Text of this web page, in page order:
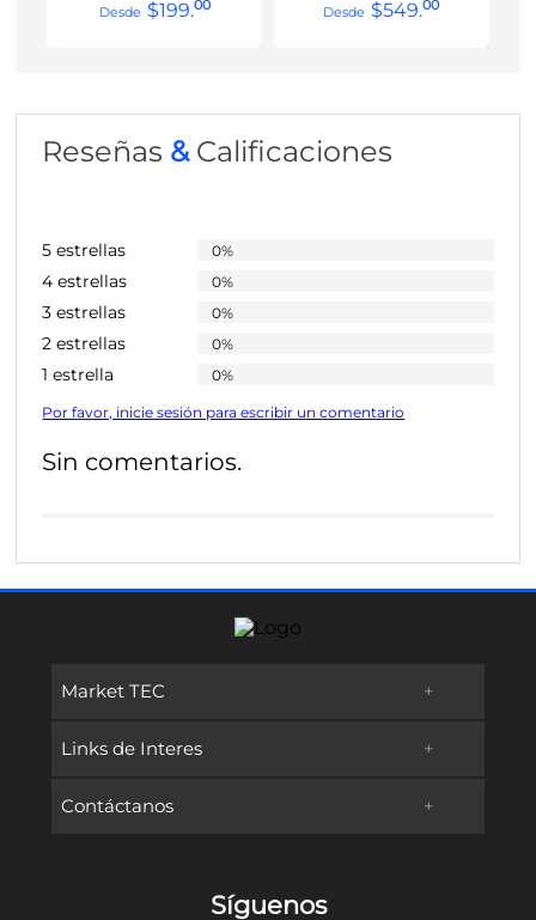
$199.00 $549.00
Reseñas &Calificaciones
5 estrellas 0%
4 estrellas 0%
3 estrellas 0%
2 estrellas 0%
1 estrella 0%
Por favor, inicie sesión para escribir un comentario
Sin comentarios.
Market TEC +
Promociones
Preguntas frecuentes
Links de Interes +
Oferta Educativa
Contáctanos +
Síguenos